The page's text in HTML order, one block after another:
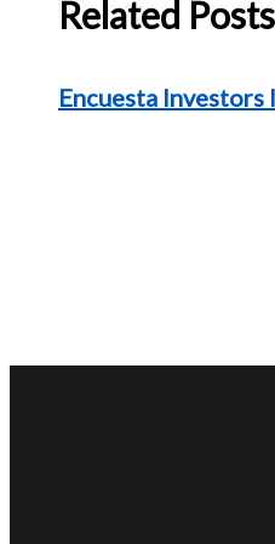
Related Posts
Encuesta